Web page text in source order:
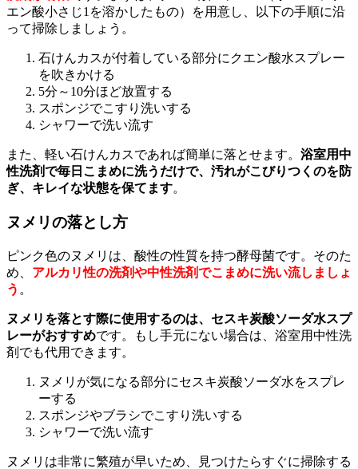
エン酸小さじ1を溶かしたもの）を用意し、以下の手順に沿
って掃除しましょう。
石けんカスが付着している部分にクエン酸水スプレー
を吹きかける
5分～10分ほど放置する
スポンジでこすり洗いする
シャワーで洗い流す
また、軽い石けんカスであれば簡単に落とせます。 浴室用中
性洗剤で毎日こまめに洗うだけで、汚れがこびりつくのを防
ぎ、キレイな状態を保てます。
ヌメリの落とし方
ピンク色のヌメリは、酸性の性質を持つ酵母菌です。そのた
め、 アルカリ性の洗剤や中性洗剤でこまめに洗い流しましょ
う 。
ヌメリを落とす際に使用するのは、セスキ炭酸ソーダ水スプ
レーがおすすめです。もし手元にない場合は、浴室用中性洗
剤でも代用できます。
ヌメリが気になる部分にセスキ炭酸ソーダ水をスプレ
ーする
スポンジやブラシでこすり洗いする
シャワーで洗い流す
ヌメリは非常に繁殖が早いため、見つけたらすぐに掃除する